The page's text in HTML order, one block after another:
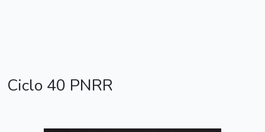
Ciclo 40 PNRR